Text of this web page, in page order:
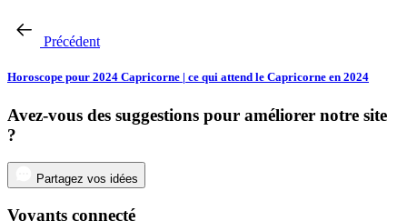
Précédent
Horoscope pour 2024 Capricorne | ce qui attend le Capricorne en 2024
Avez-vous des suggestions pour améliorer notre site
?
Partagez vos idées
Voyants connecté